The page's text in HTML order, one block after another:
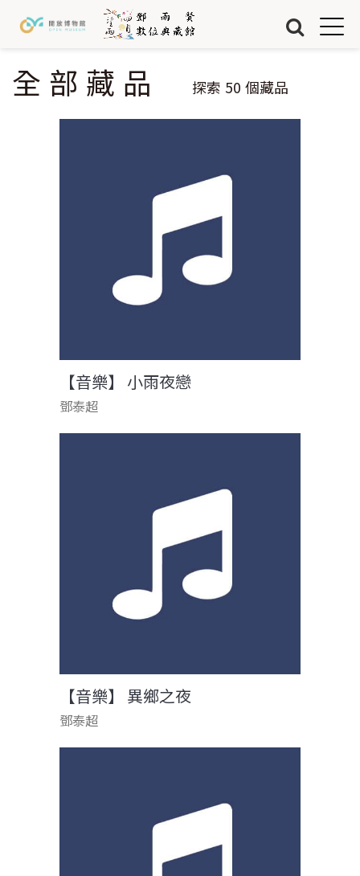
關於我們
Jump to Navigation
Jump to Main content
您在這裡
全部藏品 探索 50 個藏品
【音樂】 小雨夜戀
鄧泰超
【音樂】 異鄉之夜
鄧泰超